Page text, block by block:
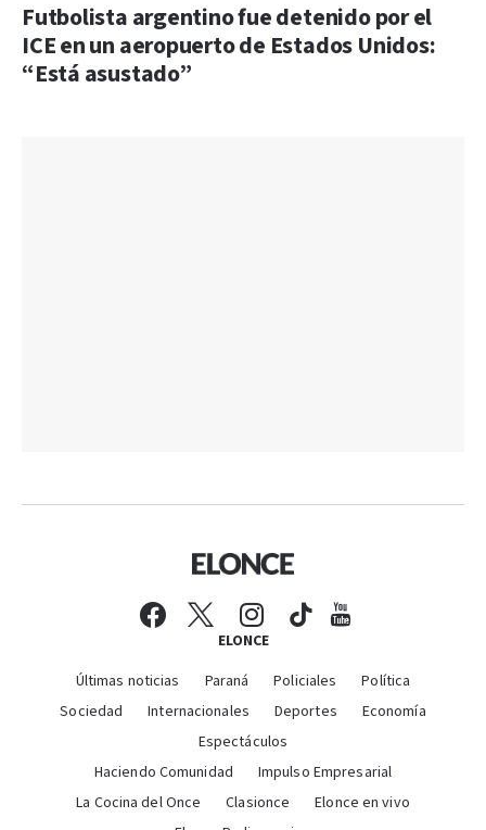
Futbolista argentino fue detenido por el
ICE en un aeropuerto de Estados Unidos:
“Está asustado”
ELONCE
Últimas noticias Paraná Policiales
Política
Sociedad
Internacionales Deportes
Economía
Espectáculos
Haciendo Comunidad
Impulso Empresarial
La Cocina del Once
Clasionce
Elonce en vivo